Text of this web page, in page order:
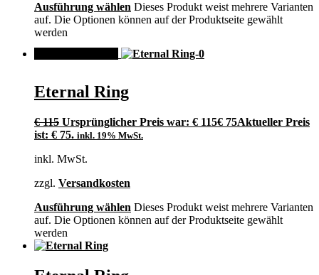
Ausführung wählen Dieses Produkt weist mehrere Varianten
auf. Die Optionen können auf der Produktseite gewählt
werden
Eternal Ring
€115 Ursprünglicher Preis war: € 115€ 75Aktueller Preis
ist: € 75. inkl. 19% MwSt.
inkl. MwSt.
zzgl. Versandkosten
Ausführung wählen Dieses Produkt weist mehrere Varianten
auf. Die Optionen können auf der Produktseite gewählt
werden